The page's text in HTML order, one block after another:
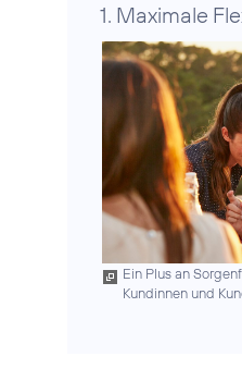
1. Maximale
Ein Plus an
Kundinnen und